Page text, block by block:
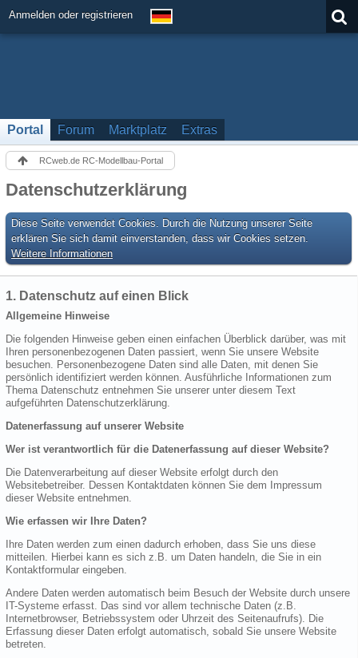
Anmelden oder registrieren
Portal Forum Marktplatz Extras
RCweb.de RC-Modellbau-Portal
Datenschutzerklärung
Diese Seite verwendet Cookies. Durch die Nutzung unserer Seite
erklären Sie sich damit einverstanden, dass wir Cookies setzen.
Weitere Informationen
1. Datenschutz auf einen Blick
Allgemeine Hinweise
Die folgenden Hinweise geben einen einfachen Überblick darüber, was mit
Ihren personenbezogenen Daten passiert, wenn Sie unsere Website
besuchen. Personenbezogene Daten sind alle Daten, mit denen Sie
persönlich identifiziert werden können. Ausführliche Informationen zum
Thema Datenschutz entnehmen Sie unserer unter diesem Text
aufgeführten Datenschutzerklärung.
Datenerfassung auf unserer Website
Wer ist verantwortlich für die Datenerfassung auf dieser Website?
Die Datenverarbeitung auf dieser Website erfolgt durch den
Websitebetreiber. Dessen Kontaktdaten können Sie dem Impressum
dieser Website entnehmen.
Wie erfassen wir Ihre Daten?
Ihre Daten werden zum einen dadurch erhoben, dass Sie uns diese
mitteilen. Hierbei kann es sich z.B. um Daten handeln, die Sie in ein
Kontaktformular eingeben.
Andere Daten werden automatisch beim Besuch der Website durch unsere
IT-Systeme erfasst. Das sind vor allem technische Daten (z.B.
Internetbrowser, Betriebssystem oder Uhrzeit des Seitenaufrufs). Die
Erfassung dieser Daten erfolgt automatisch, sobald Sie unsere Website
betreten.